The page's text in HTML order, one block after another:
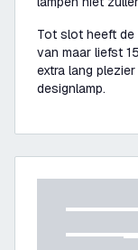
Tot slot heeft de
van maar liefst
extra lang
designlamp.